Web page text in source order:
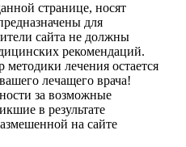
странице, носят
для
сайта не должны
рекомендаций.
лечения остается
лечащего врача!
за возможные
в результате
на сайте